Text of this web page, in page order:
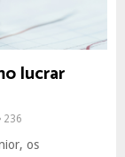
lucrar
236
os